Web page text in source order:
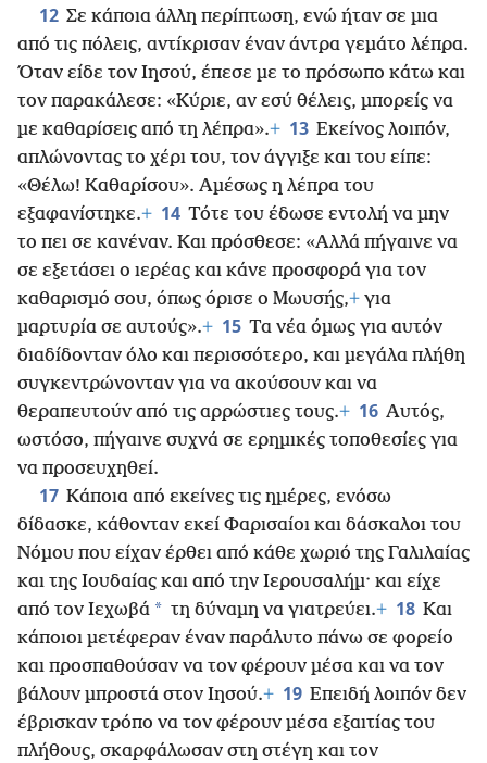
12 Σε κάποια άλλη περίπτωση, ενώ ήταν σε μια
από τις πόλεις, αντίκρισαν έναν άντρα γεμάτο λέπρα.
Όταν είδε τον Ιησού, έπεσε με το πρόσωπο κάτω και
τον παρακάλεσε: «Κύριε, αν εσύ θέλεις, μπορείς να
με καθαρίσεις από τη λέπρα».+ 13 Εκείνος λοιπόν,
απλώνοντας το χέρι του, τον άγγιξε και του είπε:
«Θέλω! Καθαρίσου». Αμέσως η λέπρα του
εξαφανίστηκε.+ 14 Τότε του έδωσε εντολή να μην
το πει σε κανέναν. Και πρόσθεσε: «Αλλά πήγαινε να
σε εξετάσει ο ιερέας και κάνε προσφορά για τον
καθαρισμό σου, όπως όρισε ο Μωυσής,+ για
μαρτυρία σε αυτούς».+ 15 Τα νέα όμως για αυτόν
διαδίδονταν όλο και περισσότερο, και μεγάλα πλήθη
συγκεντρώνονταν για να ακούσουν και να
θεραπευτούν από τις αρρώστιες τους.+ 16 Αυτός,
ωστόσο, πήγαινε συχνά σε ερημικές τοποθεσίες για
να προσευχηθεί.
17 Κάποια από εκείνες τις ημέρες, ενόσω
δίδασκε, κάθονταν εκεί Φαρισαίοι και δάσκαλοι του
Νόμου που είχαν έρθει από κάθε χωριό της Γαλιλαίας
και της Ιουδαίας και από την Ιερουσαλήμ· και είχε
από τον Ιεχωβά * τη δύναμη να γιατρεύει.+ 18 Και
κάποιοι μετέφεραν έναν παράλυτο πάνω σε φορείο
και προσπαθούσαν να τον φέρουν μέσα και να τον
βάλουν μπροστά στον Ιησού.+ 19 Επειδή λοιπόν δεν
έβρισκαν τρόπο να τον φέρουν μέσα εξαιτίας του
πλήθους, σκαρφάλωσαν στη στέγη και τον